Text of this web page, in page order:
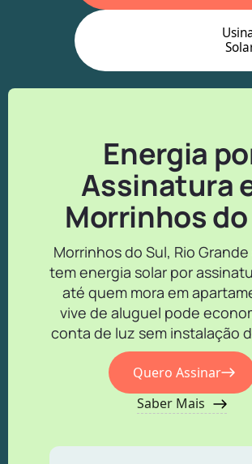
Energia
Assinatura
Morrinhos
Morrinhos do Sul, Rio
tem energia solar por
até quem mora em
vive de aluguel pode
conta de luz sem instalação
Quero Assinar
Saber Mais